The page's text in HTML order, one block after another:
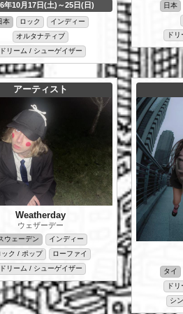
年10月17日(土)～25日(日)
本 ロック
インディー
オルタナティブ
ドリーム / シューゲイザー
日本
ド
アーティスト
Weatherday
ウェザーデー
ウェーデン
インディー
ック / ポップ
ローファイ
ドリーム / シューゲイザー
タイ
ド
シ